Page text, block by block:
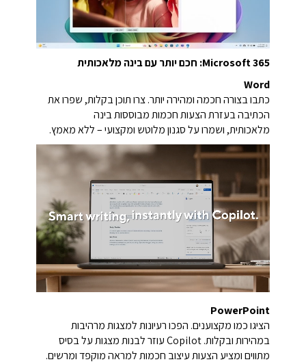
Microsoft 365: חכם יותר עם בינה מלאכותית
Word
כתבו בצורה חכמה ומהירה יותר. צרו תוכן בקלות, שפרו את
הכתיבה בעזרת הצעות חכמות מבוססות בינה
מלאכותית, ושמרו על סגנון מלוטש ומקצועי – ללא מאמץ.
PowerPoint
הציגו כמו מקצוענים. הפכו רעיונות למצגות מרהיבות
במהירות ובקלות. Copilot עוזר לבנות מצגות על בסיס
מתווים ומציע הצעות עיצוב חכמות למראה מוקפד ומרשים.